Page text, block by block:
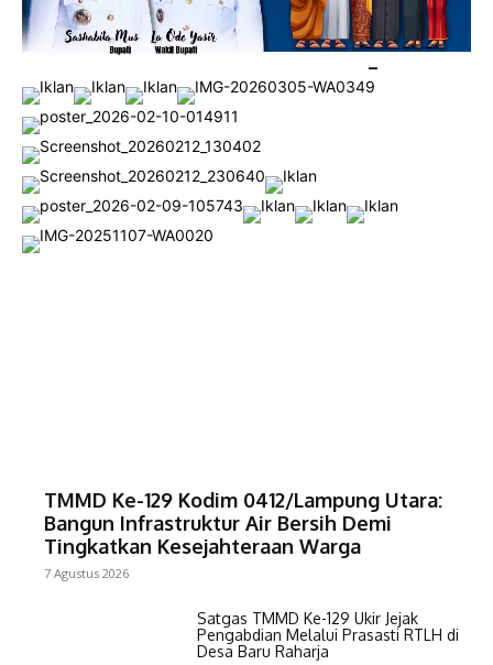
TMMD Ke-129 Kodim 0412/Lampung Utara:
Bangun Infrastruktur Air Bersih Demi
Tingkatkan Kesejahteraan Warga
7 Agustus 2026
Satgas TMMD Ke-129 Ukir Jejak
Pengabdian Melalui Prasasti RTLH di
Desa Baru Raharja